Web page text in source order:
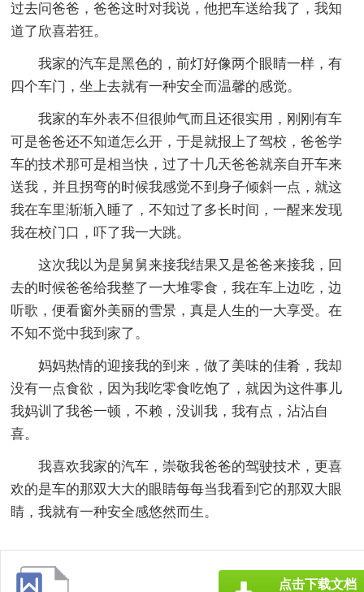
过去问爸爸，爸爸这时对我说，他把车送给我了，我知
道了欣喜若狂。
我家的汽车是黑色的，前灯好像两个眼睛一样，有
四个车门，坐上去就有一种安全而温馨的感觉。
我家的车外表不但很帅气而且还很实用，刚刚有车
可是爸爸还不知道怎么开，于是就报上了驾校，爸爸学
车的技术那可是相当快，过了十几天爸爸就亲自开车来
送我，并且拐弯的时候我感觉不到身子倾斜一点，就这
我在车里渐渐入睡了，不知过了多长时间，一醒来发现
我在校门口，吓了我一大跳。
这次我以为是舅舅来接我结果又是爸爸来接我，回
去的时候爸爸给我整了一大堆零食，我在车上边吃，边
听歌，便看窗外美丽的雪景，真是人生的一大享受。在
不知不觉中我到家了。
妈妈热情的迎接我的到来，做了美味的佳肴，我却
没有一点食欲，因为我吃零食吃饱了，就因为这件事儿
我妈训了我爸一顿，不赖，没训我，我有点，沾沾自
喜。
我喜欢我家的汽车，崇敬我爸爸的驾驶技术，更喜
欢的是车的那双大大的眼睛每每当我看到它的那双大眼
睛，我就有一种安全感悠然而生。
点击下载文档